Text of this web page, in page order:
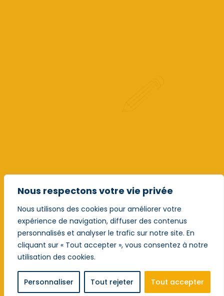
Nous respectons votre vie privée
Nous utilisons des cookies pour améliorer votre
expérience de navigation, diffuser des contenus
personnalisés et analyser le trafic sur notre site. En
cliquant sur « Tout accepter », vous consentez à notre
utilisation des cookies.
Personnaliser Tout rejeter Tout accepter
© Copyright 2025 - Institut Saint-Valentin